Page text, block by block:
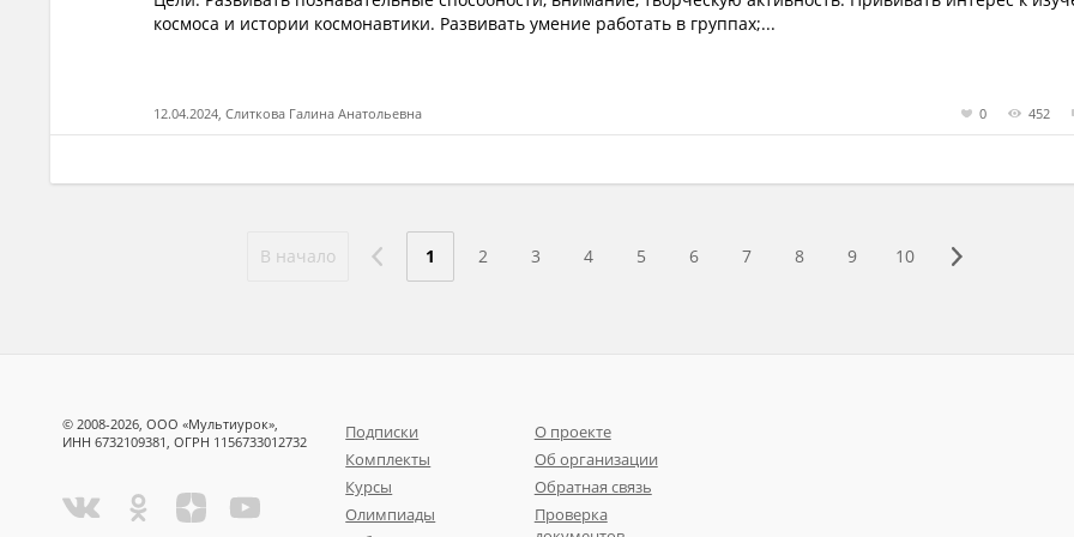
космоса и истории космонавтики. Развивать умение работать в группах;...
12.04.2024, Слиткова Галина Анатольевна 0 452
В начало 1 2 3 4 5 6 7 8 9 10
© 2008-2026, ООО «Мультиурок»,
ИНН 6732109381, ОГРН 1156733012732
Подписки
Комплекты
Курсы
Олимпиады
О проекте
Об организации
Обратная связь
Проверка